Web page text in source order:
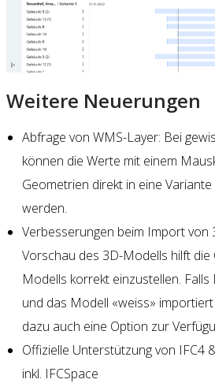
Weitere Neuerungen
Abfrage von WMS-Layer: Bei
können die Werte mit einem
Geometrien direkt in eine
werden.
Verbesserungen beim Import von
Vorschau des 3D-Modells hilft die
Modells korrekt einzustellen.
und das Modell «weiss»
dazu auch eine Option zur
Offizielle Unterstützung von IFC4
inkl. IFCSpace